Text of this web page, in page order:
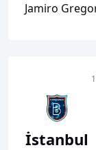
Jamiro
İstanbul